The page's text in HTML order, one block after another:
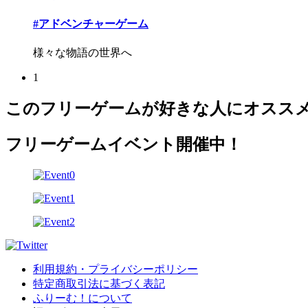
#アドベンチャーゲーム
様々な物語の世界へ
1
このフリーゲームが好きな人にオスス
フリーゲームイベント開催中！
利用規約・プライバシーポリシー
特定商取引法に基づく表記
ふりーむ！について